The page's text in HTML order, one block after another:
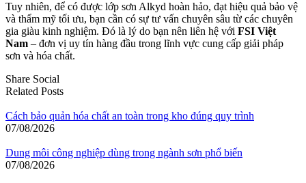
Tuy nhiên, để có được lớp sơn Alkyd hoàn hảo, đạt hiệu quả bảo vệ
và thẩm mỹ tối ưu, bạn cần có sự tư vấn chuyên sâu từ các chuyên
gia giàu kinh nghiệm. Đó là lý do bạn nên liên hệ với FSI Việt
Nam – đơn vị uy tín hàng đầu trong lĩnh vực cung cấp giải pháp
sơn và hóa chất.
Share Social
Related Posts
Cách bảo quản hóa chất an toàn trong kho đúng quy trình
07/08/2026
Dung môi công nghiệp dùng trong ngành sơn phổ biến
07/08/2026